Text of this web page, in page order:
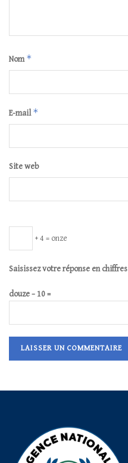
Nom*
E-mail*
Site web
+ 4 = onze
Saisissez votre réponse en chiffres
douze − 10 =